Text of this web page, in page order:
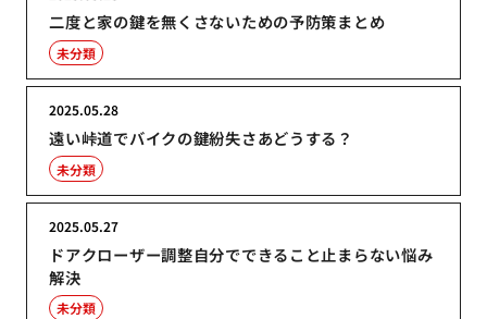
二度と家の鍵を無くさないための予防策まとめ
未分類
遠い峠道でバイクの鍵紛失さあどうする？
2025.05.28
未分類
ドアクローザー調整自分でできること止まらない悩み
解決
2025.05.27
未分類